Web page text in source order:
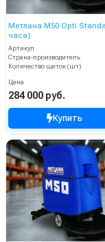
Метлана М50 Opti
часа)
Артикул
Страна-производитель
Количество щеток (шт)
Цена
284 000 руб.
Купить